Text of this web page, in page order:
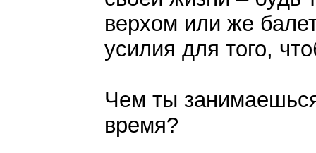
верхом или же
усилия для того,
Чем ты
время?